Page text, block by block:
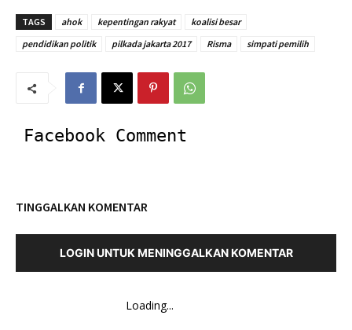
TAGS ahok kepentingan rakyat
koalisi besar
pendidikan politik
pilkada jakarta 2017 Risma simpati pemilih
Facebook Comment
TINGGALKAN KOMENTAR
LOGIN UNTUK MENINGGALKAN KOMENTAR
Loading...